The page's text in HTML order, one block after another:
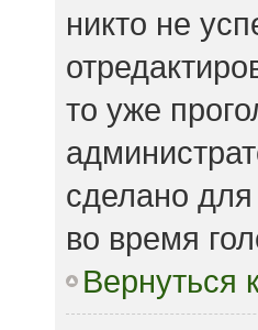
никто не
то уже
сделано
во время
Вернуться